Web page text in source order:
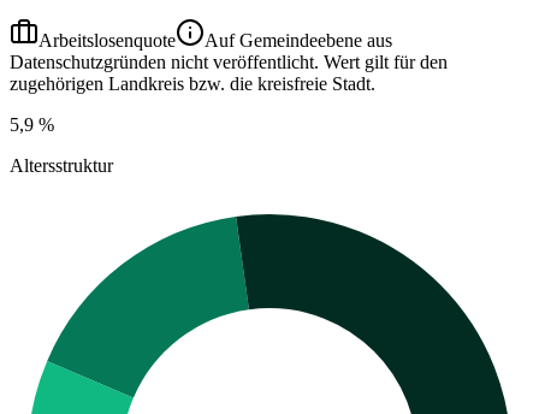
Arbeitslosenquote
Auf Gemeindeebene aus
Datenschutzgründen nicht veröffentlicht. Wert gilt für den
zugehörigen Landkreis bzw. die kreisfreie Stadt.
5,9 %
Altersstruktur